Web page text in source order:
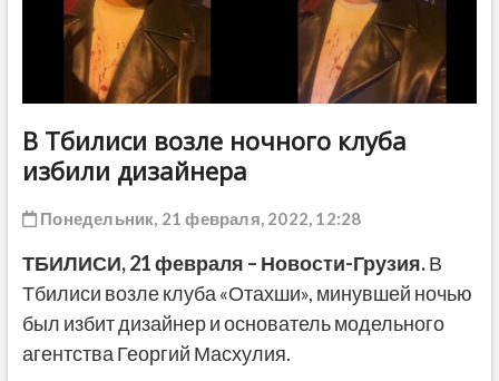
В Тбилиси возле ночного клуба
избили дизайнера
Понедельник, 21 февраля, 2022, 12:28
ТБИЛИСИ, 21 февраля – Новости-Грузия.В
Тбилиси возле клуба «Отахши», минувшей ночью
был избит дизайнер и основатель модельного
агентства Георгий Масхулия.